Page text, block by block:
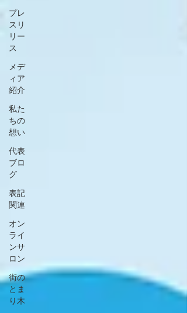
プレ
スリ
リー
ス
メデ
ィア
紹介
私た
ちの
想い
代表
ブロ
グ
表記
関連
オン
ライ
ンサ
ロン
街の
とま
り木